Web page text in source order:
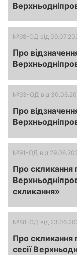
№98-ОД від
Про
№93-ОД від
Про
№91-ОД від
Про скликання
скликання»
№88-ОД від
Про скликання
сесії